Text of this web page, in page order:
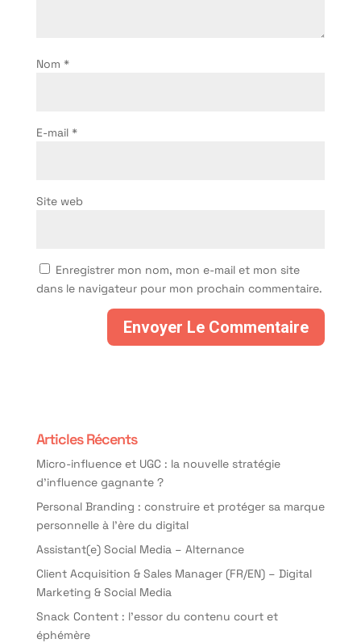
Nom *
E-mail *
Site web
Enregistrer mon nom, mon e-mail et mon site
dans le navigateur pour mon prochain commentaire.
Articles Récents
Micro-influence et UGC : la nouvelle stratégie
d’influence gagnante ?
Personal Branding : construire et protéger sa marque
personnelle à l’ère du digital
Assistant(e) Social Media – Alternance
Client Acquisition & Sales Manager (FR/EN) – Digital
Marketing & Social Media
Snack Content : l’essor du contenu court et
éphémère